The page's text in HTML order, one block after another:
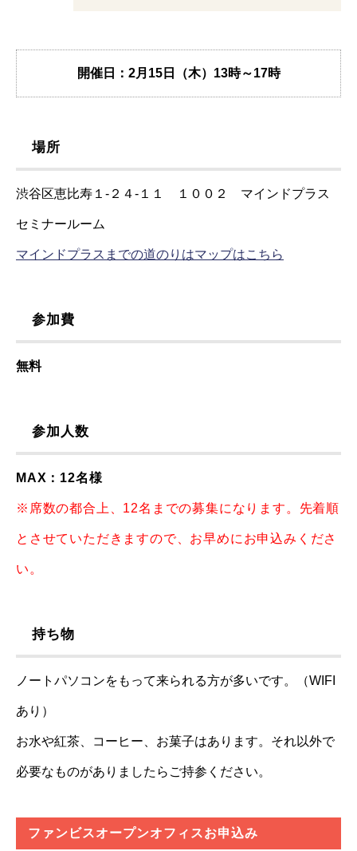
開催日：2月15日（木）13時～17時
場所
渋谷区恵比寿１-２４-１１ １００２ マインドプラス
セミナールーム
マインドプラスまでの道のりはマップはこちら
参加費
無料
参加人数
MAX：12名様
※席数の都合上、12名までの募集になります。先着順
とさせていただきますので、お早めにお申込みくださ
い。
持ち物
ノートパソコンをもって来られる方が多いです。（WIFI
あり）
お水や紅茶、コーヒー、お菓子はあります。それ以外で
必要なものがありましたらご持参ください。
ファンビスオープンオフィスお申込み